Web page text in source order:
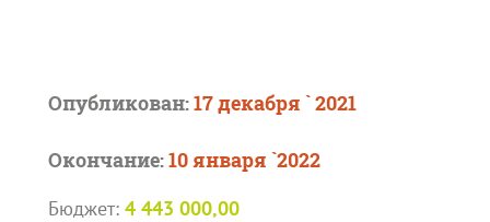
Опубликован:17 декабря ` 2021
Окончание:10 января `2022
Бюджет: 4 443 000,00